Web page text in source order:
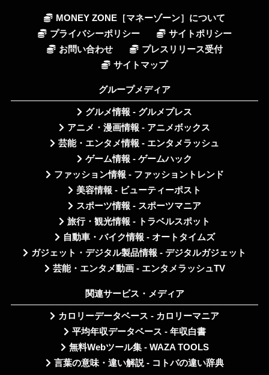
MONEY ZONE［マネーゾーン］について
プライバシーポリシー
サイトポリシー
お問い合わせ
プレスリリース受付
サイトマップ
グループメディア
グルメ情報 - グルメプレス
アニメ・漫画情報 - アニメボックス
芸能・エンタメ情報 - エンタメラッシュ
ゲーム情報 - ゲームハック
ファッション情報 - ファッショントレンド
美容情報 - ビューティーポスト
スポーツ情報 - スポーツマニア
旅行・観光情報 - トラベルスポット
自動車・バイク情報 - オートタイムズ
ガジェット・デジタル製品情報 - デジタルガジェット
芸能・エンタメ動画 - エンタメラッシュTV
関連サービス・メディア
カロリーデータベース - カロリーマニア
平均年収データベース - 年収白書
無料Webツール集 - WAZA TOOLS
言葉の意味・違い解説 - コトバの違い辞典